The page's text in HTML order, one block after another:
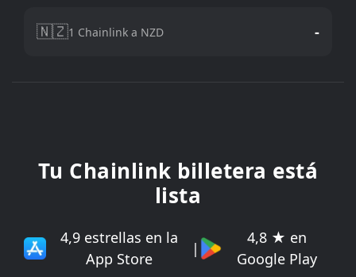
🇳🇿1 Chainlink a NZD -
Tu Chainlink billetera está
lista
4,9 estrellas en la
App Store
|
4,8 ★ en
Google Play